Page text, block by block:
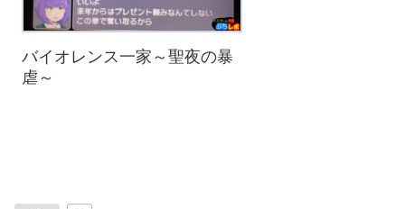
バイオレンス一家～聖夜の暴
虐～